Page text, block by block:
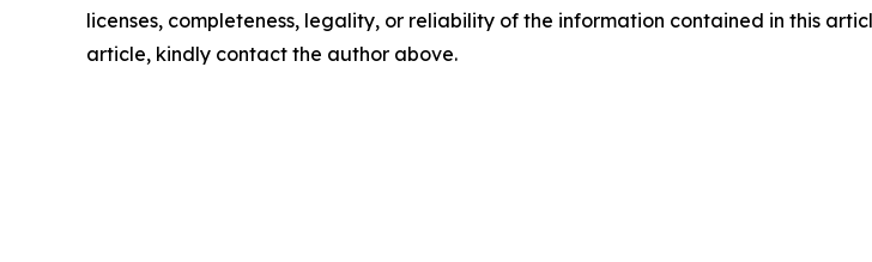
licenses, completeness, legality, or reliability of the information contained in this
article, kindly contact the author above.